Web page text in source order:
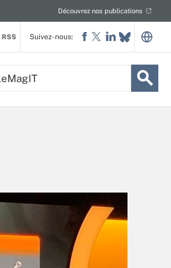
Découvrez nos publications
RSS Suivez-nous: